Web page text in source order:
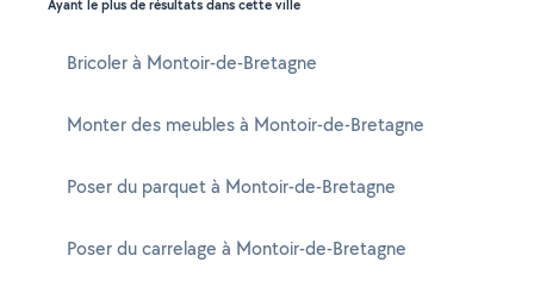
Ayant le plus de résultats dans cette ville
Bricoler à Montoir-de-Bretagne
Monter des meubles à Montoir-de-Bretagne
Poser du parquet à Montoir-de-Bretagne
Poser du carrelage à Montoir-de-Bretagne